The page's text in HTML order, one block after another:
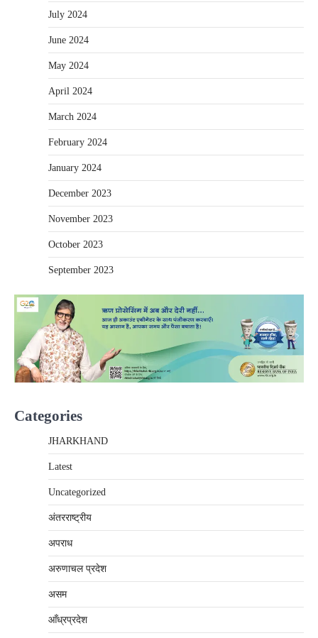
July 2024
June 2024
May 2024
April 2024
March 2024
February 2024
January 2024
December 2023
November 2023
October 2023
September 2023
Categories
JHARKHAND
Latest
Uncategorized
अंतरराष्‍ट्रीय
अपराध
अरुणाचल प्रदेश
असम
आँध्रप्रदेश